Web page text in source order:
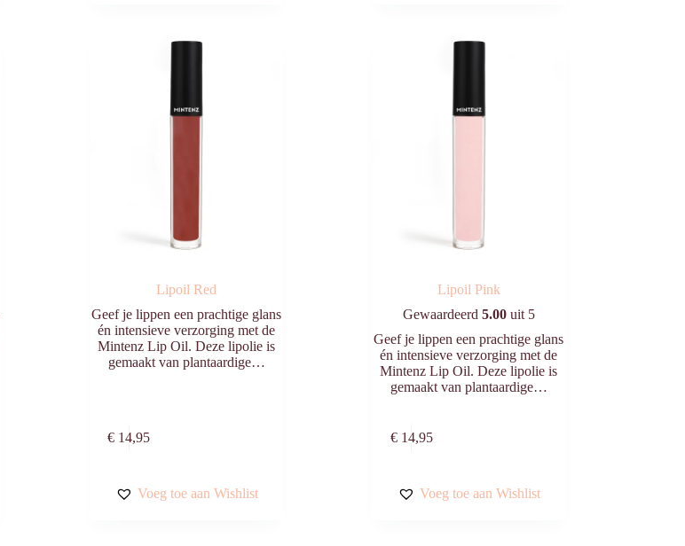
Lipoil Red
Geef je lippen een prachtige glans
én intensieve verzorging met de
Mintenz Lip Oil. Deze lipolie is
gemaakt van plantaardige…
€ 14,95
Voeg toe aan Wishlist
Lipoil Pink
Gewaardeerd 5.00uit 5
Geef je lippen een prachtige glans
én intensieve verzorging met de
Mintenz Lip Oil. Deze lipolie is
gemaakt van plantaardige…
€14,95
Voeg toe aan Wishlist